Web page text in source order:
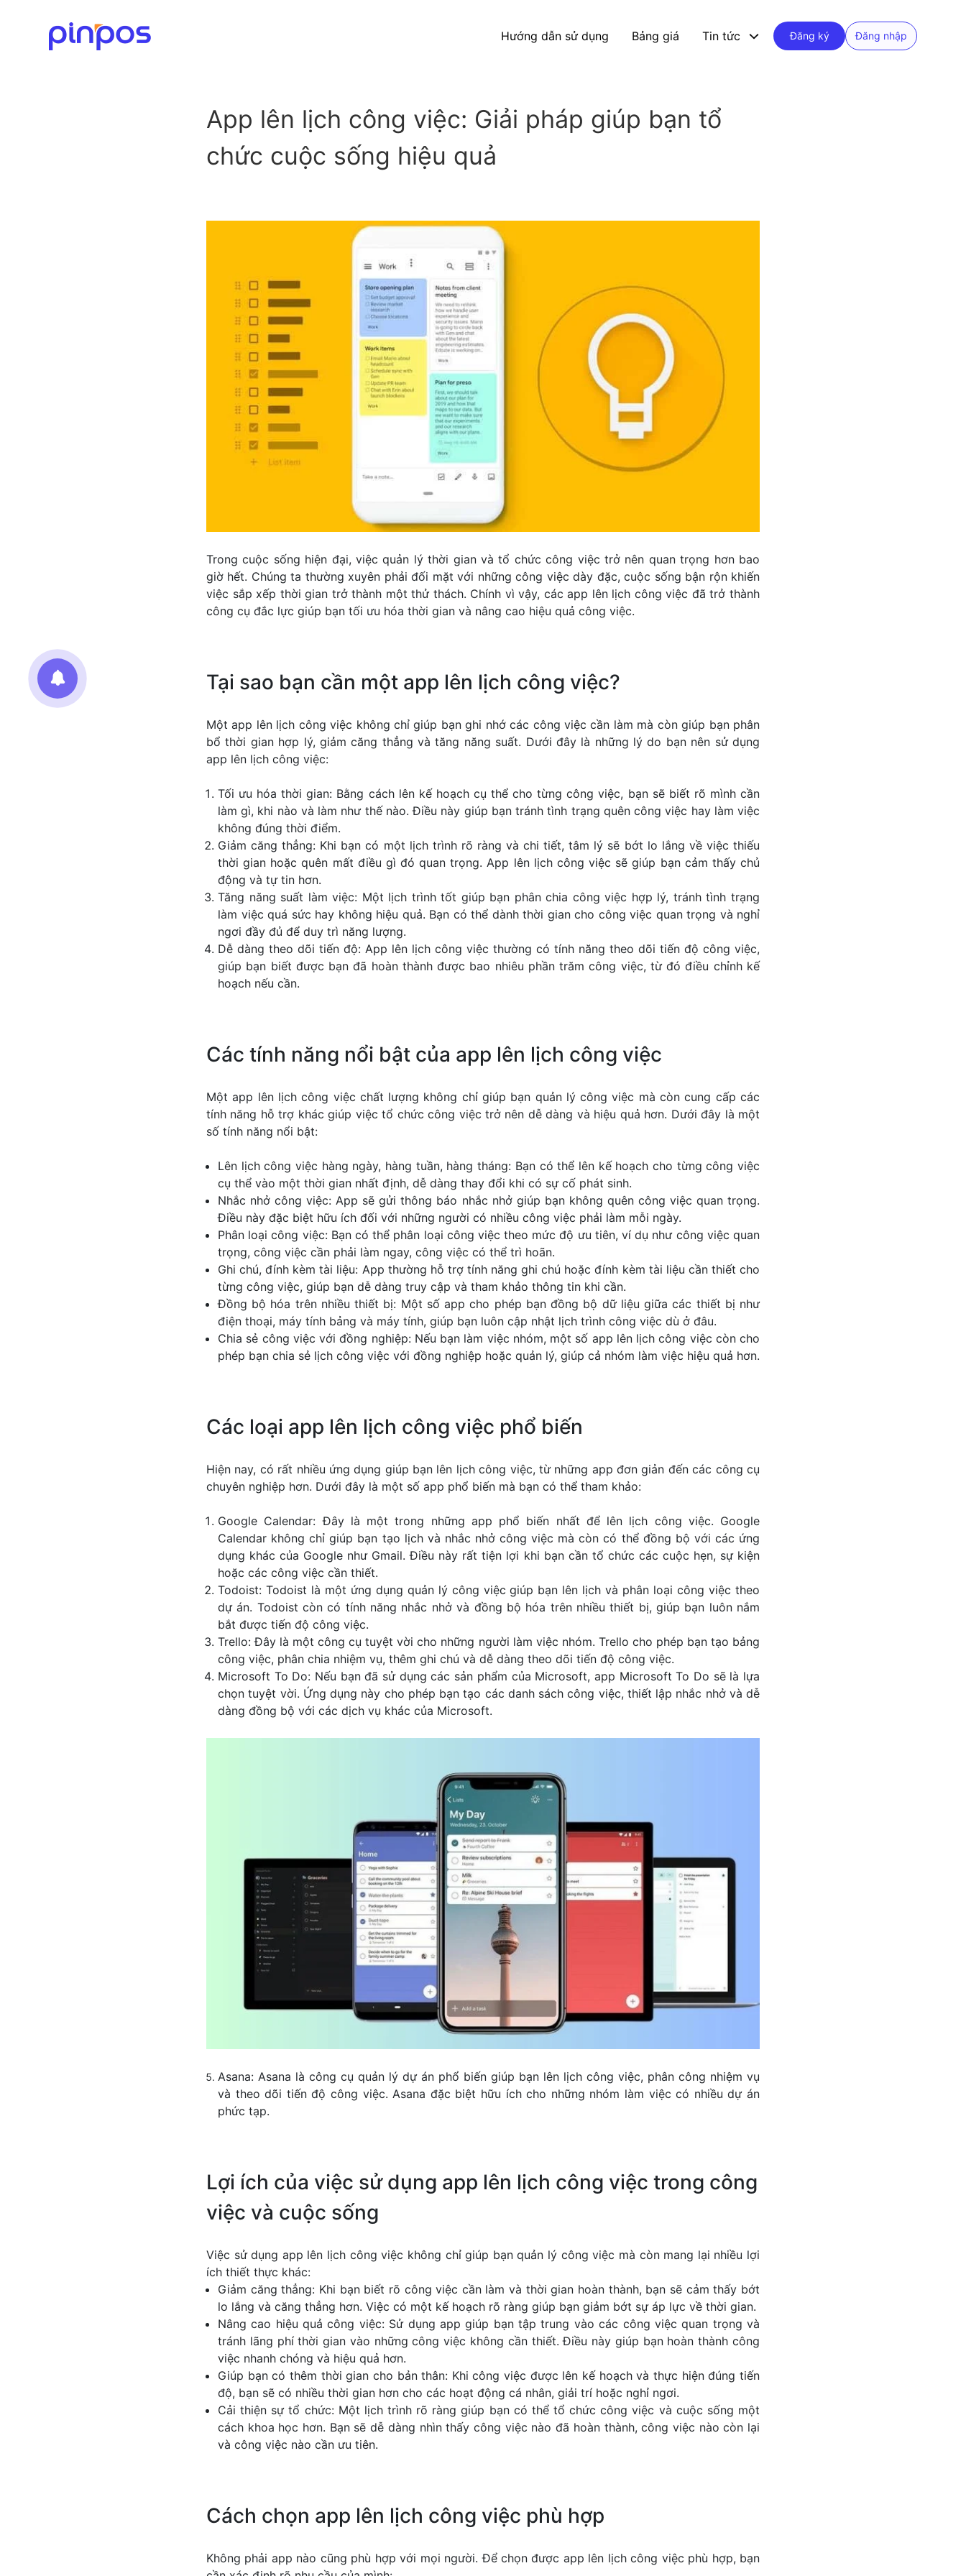
Hướng dẫn sử dụng Bảng giá Tin tức Đăng ký Đăng nhập
App lên lịch công việc: Giải pháp giúp bạn tổ
chức cuộc sống hiệu quả
Trong cuộc sống hiện đại, việc quản lý thời gian và tổ chức công việc trở nên quan trọng hơn bao
giờ hết. Chúng ta thường xuyên phải đối mặt với những công việc dày đặc, cuộc sống bận rộn khiến
việc sắp xếp thời gian trở thành một thử thách. Chính vì vậy, các app lên lịch công việc đã trở thành
công cụ đắc lực giúp bạn tối ưu hóa thời gian và nâng cao hiệu quả công việc.
Tại sao bạn cần một app lên lịch công việc?
Một app lên lịch công việc không chỉ giúp bạn ghi nhớ các công việc cần làm mà còn giúp bạn phân
bổ thời gian hợp lý, giảm căng thẳng và tăng năng suất. Dưới đây là những lý do bạn nên sử dụng
app lên lịch công việc:
Tối ưu hóa thời gian: Bằng cách lên kế hoạch cụ thể cho từng công việc, bạn sẽ biết rõ mình cần
làm gì, khi nào và làm như thế nào. Điều này giúp bạn tránh tình trạng quên công việc hay làm việc
không đúng thời điểm.
Giảm căng thẳng: Khi bạn có một lịch trình rõ ràng và chi tiết, tâm lý sẽ bớt lo lắng về việc thiếu
thời gian hoặc quên mất điều gì đó quan trọng. App lên lịch công việc sẽ giúp bạn cảm thấy chủ
động và tự tin hơn.
Tăng năng suất làm việc: Một lịch trình tốt giúp bạn phân chia công việc hợp lý, tránh tình trạng
làm việc quá sức hay không hiệu quả. Bạn có thể dành thời gian cho công việc quan trọng và nghỉ
ngơi đầy đủ để duy trì năng lượng.
Dễ dàng theo dõi tiến độ: App lên lịch công việc thường có tính năng theo dõi tiến độ công việc,
giúp bạn biết được bạn đã hoàn thành được bao nhiêu phần trăm công việc, từ đó điều chỉnh kế
hoạch nếu cần.
Các tính năng nổi bật của app lên lịch công việc
Một app lên lịch công việc chất lượng không chỉ giúp bạn quản lý công việc mà còn cung cấp các
tính năng hỗ trợ khác giúp việc tổ chức công việc trở nên dễ dàng và hiệu quả hơn. Dưới đây là một
số tính năng nổi bật:
Lên lịch công việc hàng ngày, hàng tuần, hàng tháng: Bạn có thể lên kế hoạch cho từng công việc
cụ thể vào một thời gian nhất định, dễ dàng thay đổi khi có sự cố phát sinh.
Nhắc nhở công việc: App sẽ gửi thông báo nhắc nhở giúp bạn không quên công việc quan trọng.
Điều này đặc biệt hữu ích đối với những người có nhiều công việc phải làm mỗi ngày.
Phân loại công việc: Bạn có thể phân loại công việc theo mức độ ưu tiên, ví dụ như công việc quan
trọng, công việc cần phải làm ngay, công việc có thể trì hoãn.
Ghi chú, đính kèm tài liệu: App thường hỗ trợ tính năng ghi chú hoặc đính kèm tài liệu cần thiết cho
từng công việc, giúp bạn dễ dàng truy cập và tham khảo thông tin khi cần.
Đồng bộ hóa trên nhiều thiết bị: Một số app cho phép bạn đồng bộ dữ liệu giữa các thiết bị như
điện thoại, máy tính bảng và máy tính, giúp bạn luôn cập nhật lịch trình công việc dù ở đâu.
Chia sẻ công việc với đồng nghiệp: Nếu bạn làm việc nhóm, một số app lên lịch công việc còn cho
phép bạn chia sẻ lịch công việc với đồng nghiệp hoặc quản lý, giúp cả nhóm làm việc hiệu quả hơn.
Các loại app lên lịch công việc phổ biến
Hiện nay, có rất nhiều ứng dụng giúp bạn lên lịch công việc, từ những app đơn giản đến các công cụ
chuyên nghiệp hơn. Dưới đây là một số app phổ biến mà bạn có thể tham khảo:
Google Calendar: Đây là một trong những app phổ biến nhất để lên lịch công việc. Google
Calendar không chỉ giúp bạn tạo lịch và nhắc nhở công việc mà còn có thể đồng bộ với các ứng
dụng khác của Google như Gmail. Điều này rất tiện lợi khi bạn cần tổ chức các cuộc hẹn, sự kiện
hoặc các công việc cần thiết.
Todoist: Todoist là một ứng dụng quản lý công việc giúp bạn lên lịch và phân loại công việc theo
dự án. Todoist còn có tính năng nhắc nhở và đồng bộ hóa trên nhiều thiết bị, giúp bạn luôn nắm
bắt được tiến độ công việc.
Trello: Đây là một công cụ tuyệt vời cho những người làm việc nhóm. Trello cho phép bạn tạo bảng
công việc, phân chia nhiệm vụ, thêm ghi chú và dễ dàng theo dõi tiến độ công việc.
Microsoft To Do: Nếu bạn đã sử dụng các sản phẩm của Microsoft, app Microsoft To Do sẽ là lựa
chọn tuyệt vời. Ứng dụng này cho phép bạn tạo các danh sách công việc, thiết lập nhắc nhở và dễ
dàng đồng bộ với các dịch vụ khác của Microsoft.
Asana: Asana là công cụ quản lý dự án phổ biến giúp bạn lên lịch công việc, phân công nhiệm vụ
và theo dõi tiến độ công việc. Asana đặc biệt hữu ích cho những nhóm làm việc có nhiều dự án
phức tạp.
Lợi ích của việc sử dụng app lên lịch công việc trong công
việc và cuộc sống
Việc sử dụng app lên lịch công việc không chỉ giúp bạn quản lý công việc mà còn mang lại nhiều lợi
ích thiết thực khác:
Giảm căng thẳng: Khi bạn biết rõ công việc cần làm và thời gian hoàn thành, bạn sẽ cảm thấy bớt
lo lắng và căng thẳng hơn. Việc có một kế hoạch rõ ràng giúp bạn giảm bớt sự áp lực về thời gian.
Nâng cao hiệu quả công việc: Sử dụng app giúp bạn tập trung vào các công việc quan trọng và
tránh lãng phí thời gian vào những công việc không cần thiết. Điều này giúp bạn hoàn thành công
việc nhanh chóng và hiệu quả hơn.
Giúp bạn có thêm thời gian cho bản thân: Khi công việc được lên kế hoạch và thực hiện đúng tiến
độ, bạn sẽ có nhiều thời gian hơn cho các hoạt động cá nhân, giải trí hoặc nghỉ ngơi.
Cải thiện sự tổ chức: Một lịch trình rõ ràng giúp bạn có thể tổ chức công việc và cuộc sống một
cách khoa học hơn. Bạn sẽ dễ dàng nhìn thấy công việc nào đã hoàn thành, công việc nào còn lại
và công việc nào cần ưu tiên.
Cách chọn app lên lịch công việc phù hợp
Không phải app nào cũng phù hợp với mọi người. Để chọn được app lên lịch công việc phù hợp, bạn